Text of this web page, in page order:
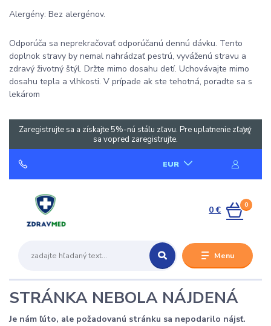
Alergény: Bez alergénov.
Odporúča sa neprekračovať odporúčanú dennú dávku. Tento
doplnok stravy by nemal nahrádzať pestrú, vyváženú stravu a
zdravý životný štýl. Držte mimo dosahu detí. Uchovávajte mimo
dosahu tepla a vlhkosti. V prípade ak ste tehotná, poradte sa s
lekárom
Zaregistrujte sa a získajte 5%-nú stálu zľavu. Pre uplatnenie zľavy
sa vopred zaregistrujte.
Menu
EUR
0
0 €
STRÁNKA NEBOLA NÁJDENÁ
Je nám ľúto, ale požadovanú stránku sa nepodarilo nájsť.